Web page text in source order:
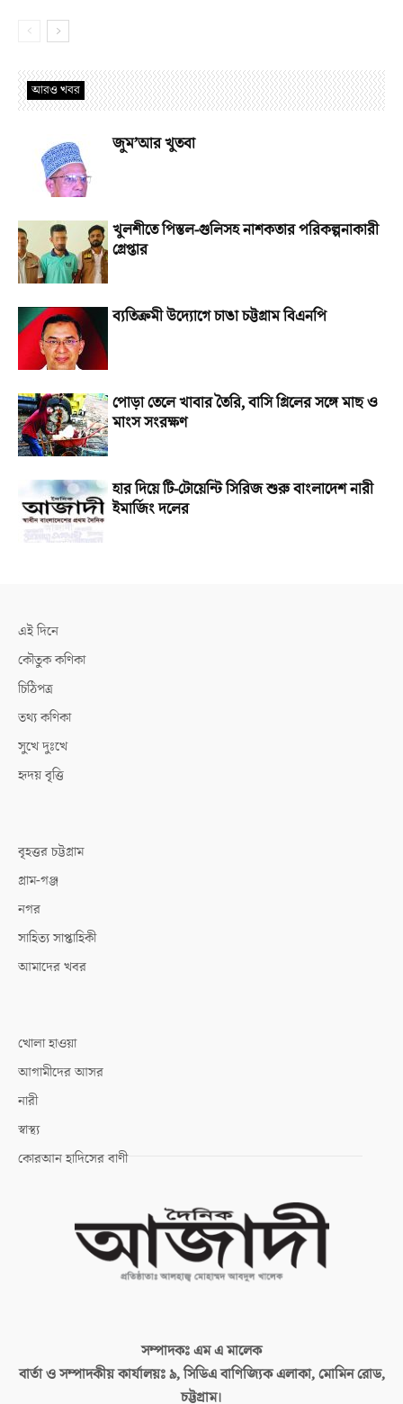
আরও খবর
জুম’আর খুতবা
খুলশীতে পিস্তল-গুলিসহ নাশকতার পরিকল্পনাকারী
গ্রেপ্তার
ব্যতিক্রমী উদ্যোগে চাঙা চট্টগ্রাম বিএনপি
পোড়া তেলে খাবার তৈরি, বাসি গ্রিলের সঙ্গে মাছ ও
মাংস সংরক্ষণ
হার দিয়ে টি-টোয়েন্টি সিরিজ শুরু বাংলাদেশ নারী
ইমার্জিং দলের
এই দিনে
কৌতুক কণিকা
চিঠিপত্র
তথ্য কণিকা
সুখে দুঃখে
হৃদয় বৃত্তি
বৃহত্তর চট্টগ্রাম
গ্রাম-গঞ্জ
নগর
সাহিত্য সাপ্তাহিকী
আমাদের খবর
খোলা হাওয়া
আগামীদের আসর
নারী
স্বাস্থ্য
কোরআন হাদিসের বাণী
সম্পাদকঃএম এ মালেক
বার্তা ও সম্পাদকীয় কার্যালয়ঃ৯, সিডিএ বাণিজ্যিক এলাকা, মোমিন রোড,
চট্টগ্রাম।